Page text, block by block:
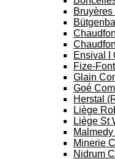
Ensival I
Fize-
Glain
Goé
Herstal
Liège
Liège St
Minerie
Nidrum